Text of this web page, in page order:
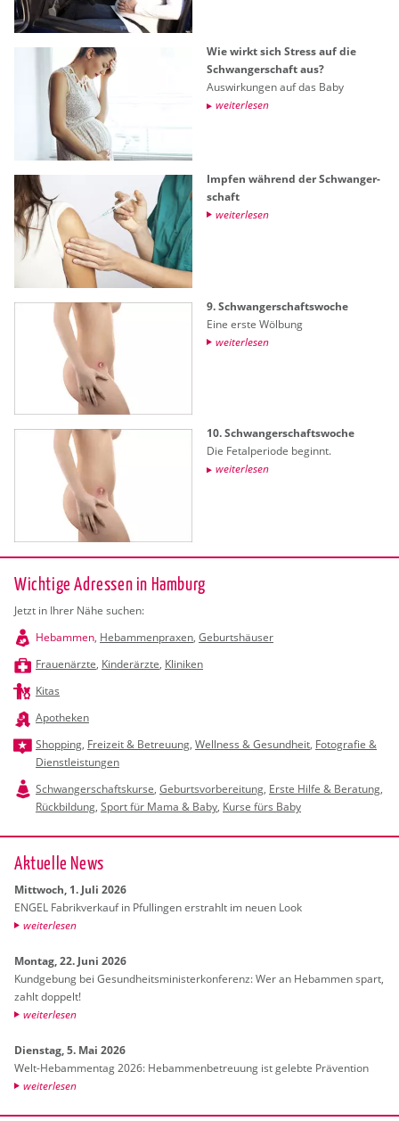
Wie wirkt sich Stress auf die
Schwan­ger­schaft aus?
Aus­wir­kun­gen auf das Baby
wei­ter­le­sen
Imp­fen wäh­rend der Schwan­ger­
schaft
wei­ter­le­sen
9. Schwan­ger­schafts­wo­che
Eine erste Wöl­bung
wei­ter­le­sen
10. Schwan­ger­schafts­wo­che
Die Fe­tal­pe­ri­ode be­ginnt.
wei­ter­le­sen
Wichtige Adressen in Hamburg
Jetzt in Ihrer Nähe suchen:
Hebammen, Hebammenpraxen, Geburtshäuser
Frauenärzte, Kinderärzte, Kliniken
Kitas
Apotheken
Shopping, Freizeit & Betreuung, Wellness & Gesundheit, Fotografie &
Dienstleistungen
Schwangerschaftskurse, Geburtsvorbereitung, Erste Hilfe & Beratung,
Rückbildung, Sport für Mama & Baby, Kurse fürs Baby
Ak­tu­el­le News
Mitt­woch, 1. Juli 2026
ENGEL Fa­brik­ver­kauf in Pful­lin­gen er­strahlt im neuen Look
wei­ter­le­sen
Mon­tag, 22. Juni 2026
Kund­ge­bung bei Ge­sund­heits­mi­nis­ter­kon­fe­renz: Wer an Heb­am­men spart,
zahlt dop­pelt!
wei­ter­le­sen
Diens­tag, 5. Mai 2026
Welt-Heb­am­men­tag 2026: Heb­am­men­be­treu­ung ist ge­leb­te Prä­ven­ti­on
wei­ter­le­sen